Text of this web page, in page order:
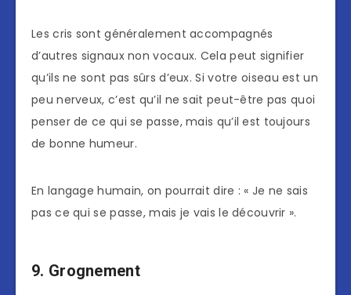
Les cris sont généralement accompagnés
d’autres signaux non vocaux. Cela peut signifier
qu’ils ne sont pas sûrs d’eux. Si votre oiseau est un
peu nerveux, c’est qu’il ne sait peut-être pas quoi
penser de ce qui se passe, mais qu’il est toujours
de bonne humeur.
En langage humain, on pourrait dire : « Je ne sais
pas ce qui se passe, mais je vais le découvrir ».
9. Grognement